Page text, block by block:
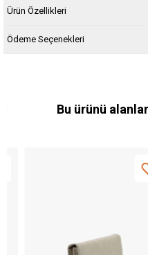
Ürün Özellikleri
Ödeme Seçenekleri
Bu ürünü